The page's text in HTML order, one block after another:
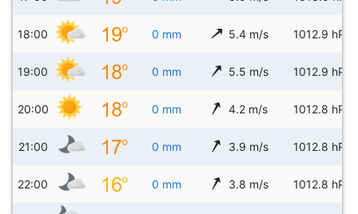
18:00 0 mm 5.4 m/s 1012.9 hPa
19:00 0 mm 5.5 m/s 1012.9 hPa
20:00 0 mm 4.2 m/s 1012.8 hPa
21:00 0 mm 3.9 m/s 1012.8 hPa
22:00 0 mm 3.8 m/s 1012.8 hPa